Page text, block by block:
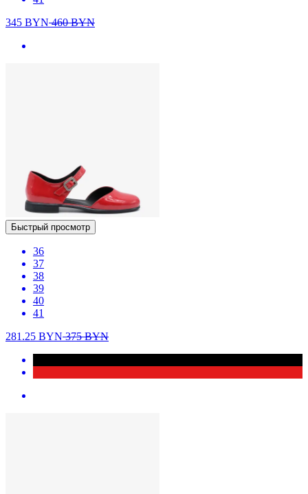
345 BYN460BYN
Быстрый просмотр
36
37
38
39
40
41
281.25 BYN375BYN